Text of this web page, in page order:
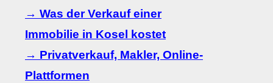
→ Was der Verkauf einer
Immobilie in Kosel kostet
→ Privatverkauf, Makler, Online-
Plattformen